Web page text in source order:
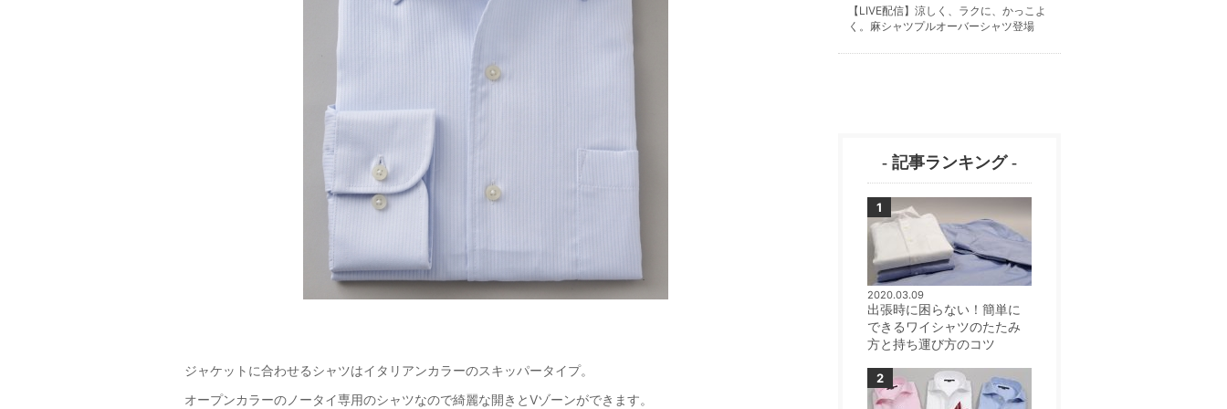
ジャケットに合わせるシャツはイタリアンカラーのスキッパータイプ。
オープンカラーのノータイ専用のシャツなので綺麗な開きとVゾーンができます。
【LIVE配信】涼しく、ラクに、かっこよ
く。麻シャツプルオーバーシャツ登場
- 記事ランキング -
2020.03.09
出張時に困らない！簡単に
できるワイシャツのたたみ
方と持ち運び方のコツ